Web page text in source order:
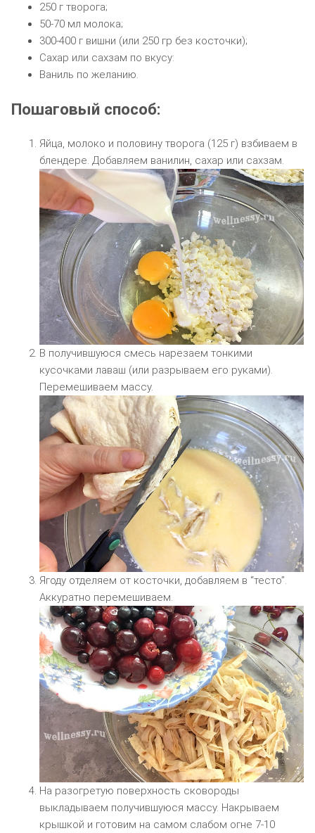
250 г творога;
50-70 мл молока;
300-400 г вишни (или 250 гр без косточки);
Сахар или сахзам по вкусу:
Ваниль по желанию.
Пошаговый способ:
Яйца, молоко и половину творога (125 г) взбиваем в
блендере. Добавляем ванилин, сахар или сахзам.
В получившуюся смесь нарезаем тонкими
кусочками лаваш (или разрываем его руками).
Перемешиваем массу.
Ягоду отделяем от косточки, добавляем в “тесто”.
Аккуратно перемешиваем.
На разогретую поверхность сковороды
выкладываем получившуюся массу. Накрываем
крышкой и готовим на самом слабом огне 7-10